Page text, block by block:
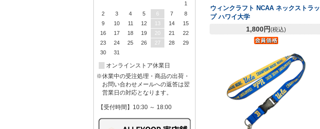
1
2
3 4 5 6 7
8
9
10 11 12 13 14
15
16
17 18 19 20 21
22
23
24 25 26 27 28
29
30
31
オンラインストア休業日
※休業中の受注処理・商品の出荷・
お問い合わせメールへの返答は翌
営業日の対応となります。
【受付時間】10:30 ～ 18:00
ウィンクラフト NCAA ネックストラッ
プ ハワイ大学
1,800円(税込)